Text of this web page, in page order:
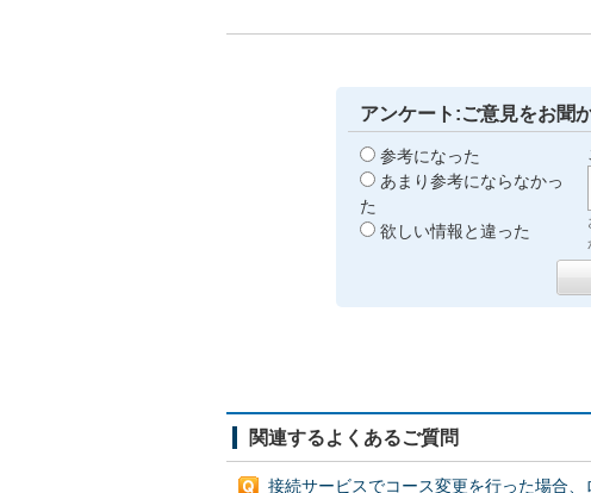
アンケート:ご意見をお聞
参考になった
あまり参考にならなかっ
た
欲しい情報と違った
関連するよくあるご質問
接続サービスでコース変更を行った場合、